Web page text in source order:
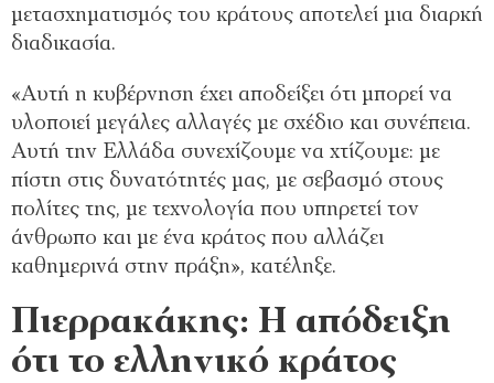
μετασχηματισμός του κράτους αποτελεί μια διαρκή
διαδικασία.
«Αυτή η κυβέρνηση έχει αποδείξει ότι μπορεί να
υλοποιεί μεγάλες αλλαγές με σχέδιο και συνέπεια.
Αυτή την Ελλάδα συνεχίζουμε να χτίζουμε: με
πίστη στις δυνατότητές μας, με σεβασμό στους
πολίτες της, με τεχνολογία που υπηρετεί τον
άνθρωπο και με ένα κράτος που αλλάζει
καθημερινά στην πράξη», κατέληξε.
Πιερρακάκης: H απόδειξη
ότι το ελληνικό κράτος